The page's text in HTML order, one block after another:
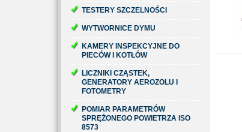
TESTERY SZCZELNOŚCI
WYTWORNICE DYMU
KAMERY INSPEKCYJNE DO
PIECÓW I KOTŁÓW
LICZNIKI CZĄSTEK,
GENERATORY AEROZOLU I
FOTOMETRY
POMIAR PARAMETRÓW
SPRĘŻONEGO POWIETRZA ISO
8573